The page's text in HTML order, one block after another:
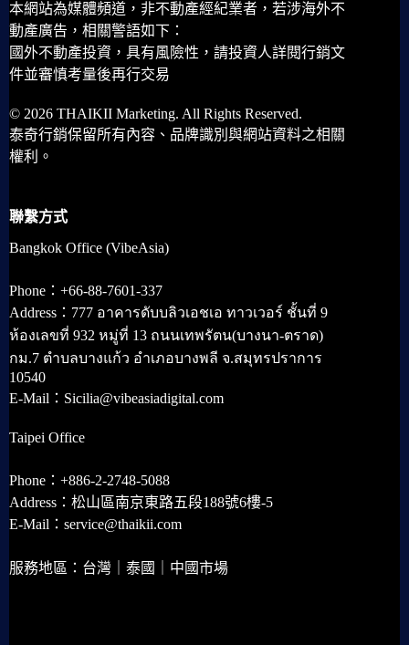
本網站為媒體頻道，非不動產經紀業者，若涉海外不
動產廣告，相關警語如下：
國外不動產投資，具有風險性，請投資人詳閱行銷文
件並審慎考量後再行交易
© 2026 THAIKII Marketing. All Rights Reserved.
泰奇行銷保留所有內容、品牌識別與網站資料之相關
權利。
聯繫方式
Bangkok Office (VibeAsia)
Phone：+66-88-7601-337
Address：777 อาคารดับบลิวเอชเอ ทาวเวอร์ ชั้นที่ 9
ห้องเลขที่ 932 หมู่ที่ 13 ถนนเทพรัตน(บางนา-ตราด)
กม.7 ตำบลบางแก้ว อำเภอบางพลี จ.สมุทรปราการ
10540
E-Mail：Sicilia@vibeasiadigital.com
Taipei Office
Phone：+886-2-2748-5088
Address：松山區南京東路五段188號6樓-5
E-Mail：service@thaikii.com
服務地區：台灣｜泰國｜中國市場